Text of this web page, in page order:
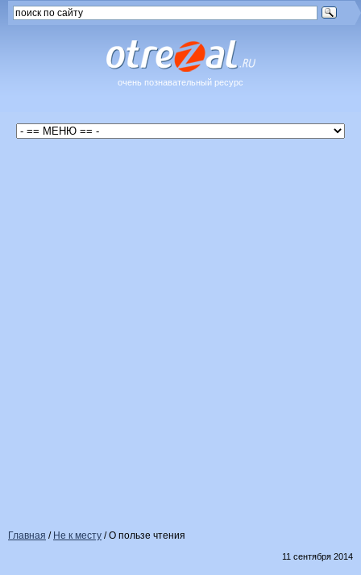
очень познавательный ресурс
Главная / Не к месту /О пользе чтения
11 сентября 2014